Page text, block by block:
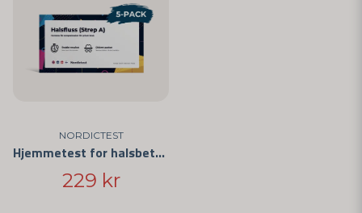
NORDICTEST
Hjemmetest for halsbetændelse 5-pak
229 kr